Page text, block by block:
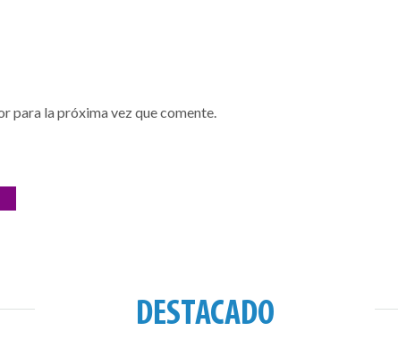
para la próxima vez que comente.
DESTACADO